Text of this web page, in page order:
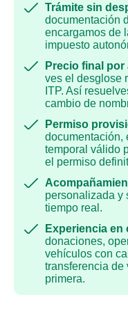
Trámite sin
documentación
encargamos de
impuesto
Precio final por
ves el desglose
ITP. Así
cambio de
Permiso
documentación,
temporal válido
el permiso
personalizada y
tiempo real.
Experiencia en
donaciones,
vehículos con
transferencia de
primera.